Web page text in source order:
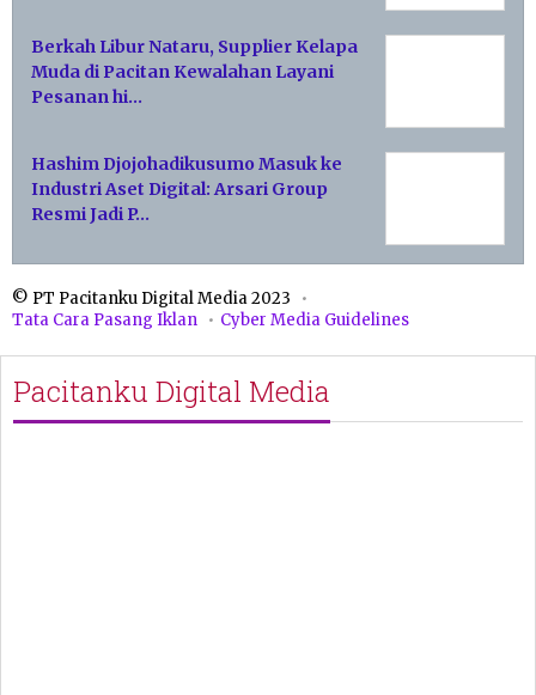
Berkah Libur Nataru, Supplier Kelapa
Muda di Pacitan Kewalahan Layani
Pesanan hi…
Hashim Djojohadikusumo Masuk ke
Industri Aset Digital: Arsari Group
Resmi Jadi P…
© PT Pacitanku Digital Media 2023
Tata Cara Pasang Iklan
Cyber Media Guidelines
Pacitanku Digital Media